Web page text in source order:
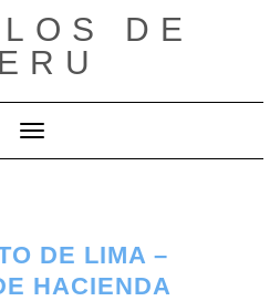
DE
Cambiar modo de navegación
DE LIMA –
HACIENDA